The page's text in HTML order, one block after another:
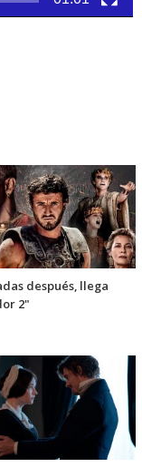
después, llega
2"